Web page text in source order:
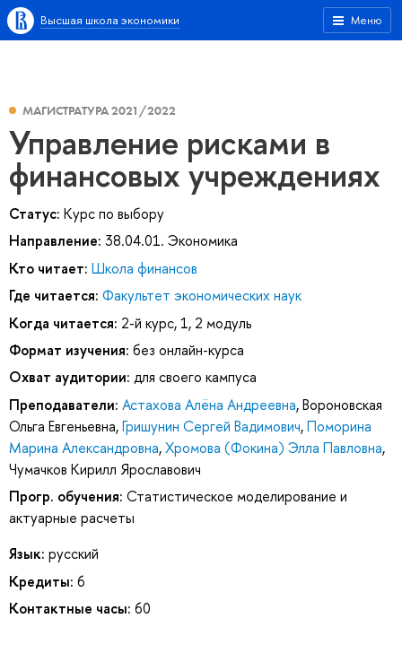
Меню
Высшая школа экономики
МАГИСТРАТУРА 2021/2022
Управление рисками в
финансовых учреждениях
Статус: Курс по выбору
Направление: 38.04.01. Экономика
Кто читает: Школа финансов
Где читается: Факультет экономических наук
Когда читается: 2-й курс, 1, 2 модуль
Формат изучения: без онлайн-курса
Охват аудитории: для своего кампуса
Преподаватели: Астахова Алёна Андреевна,Вороновская
Ольга Евгеньевна,Гришунин Сергей Вадимович,Поморина
Марина Александровна,Хромова (Фокина) Элла Павловна,
Чумачков Кирилл Ярославович
Прогр. обучения: Статистическое моделирование и
актуарные расчеты
Язык: русский
Кредиты: 6
Контактные часы: 60